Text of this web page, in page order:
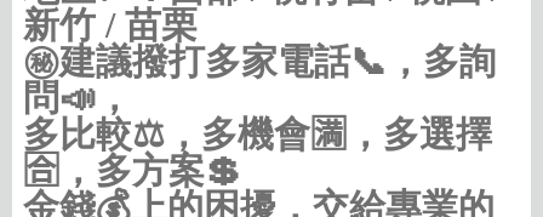
新竹 / 苗栗
㊙建議撥打多家電話📞，多詢
問📣，
多比較⚖，多機會🈵，多選擇
🈴，多方案💲
金錢💰上的困擾，交給專業的